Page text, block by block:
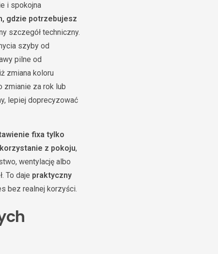
i spokojna
gdzie potrzebujesz
szczegół techniczny.
szyby od
pilne od
zmiana koloru
zmianie za rok lub
lepiej doprecyzować
fixa tylko
z pokoju,
wentylację albo
To daje praktyczny
bez realnej korzyści.